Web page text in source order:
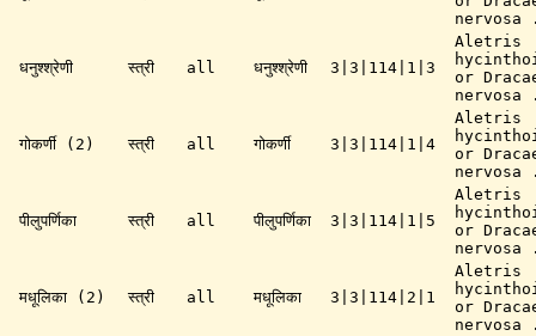
धनुश्श्रेणी स्त्री all धनुश्श्रेणी 3|3|114|1|3
Aletris
or
गोकर्णी (2) स्त्री all गोकर्णी 3|3|114|1|4
Aletris
or
पीलुपर्णिका स्त्री all पीलुपर्णिका 3|3|114|1|5
Aletris
or
मधूलिका (2) स्त्री all मधूलिका 3|3|114|2|1
Aletris
or